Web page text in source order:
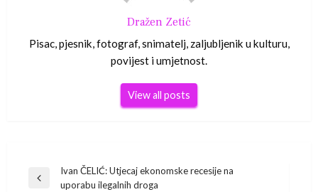
Dražen Zetić
Pisac, pjesnik, fotograf, snimatelj, zaljubljenik u kulturu,
povijest i umjetnost.
View all posts
Navigacija
Previous
Ivan ČELIĆ: Utjecaj ekonomske recesije na
uporabu ilegalnih droga